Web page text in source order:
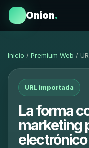
Onion.
Inicio / Premium Web /
URL importada
La forma
marketing